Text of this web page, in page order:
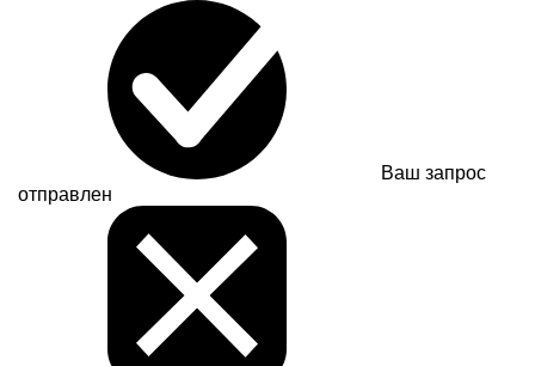
Ваш запрос
отправлен